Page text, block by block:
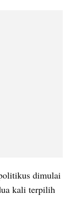
dimulai
kali terpilih